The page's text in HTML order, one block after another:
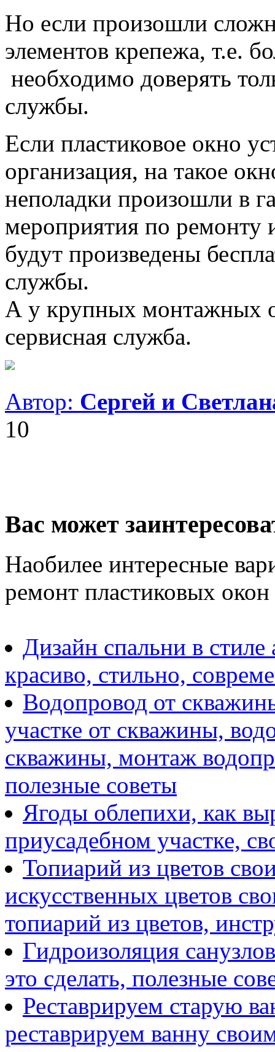
Но если произошли
элементов крепежа, т.е.
необходимо доверять
службы.
Если пластиковое окно
организация, на такое
неполадки произошли в
мероприятия по ремонту
будут произведены
службы.
А у крупных монтажных
сервисная служба.
Автор: Сергей и
10
Вас может
Наобилее интересные
ремонт пластиковых
Дизайн спальни в
красиво, стильно,
Водопровод от
участке от скважины,
скважины, монтаж
полезные советы
Ягоды облепихи, как
приусадебном участке,
Топиарий из цветов
искусственных цветов
топиарий из цветов,
Гидроизоляция
это сделать, полезные
Реставрируем старую
реставрируем ванну